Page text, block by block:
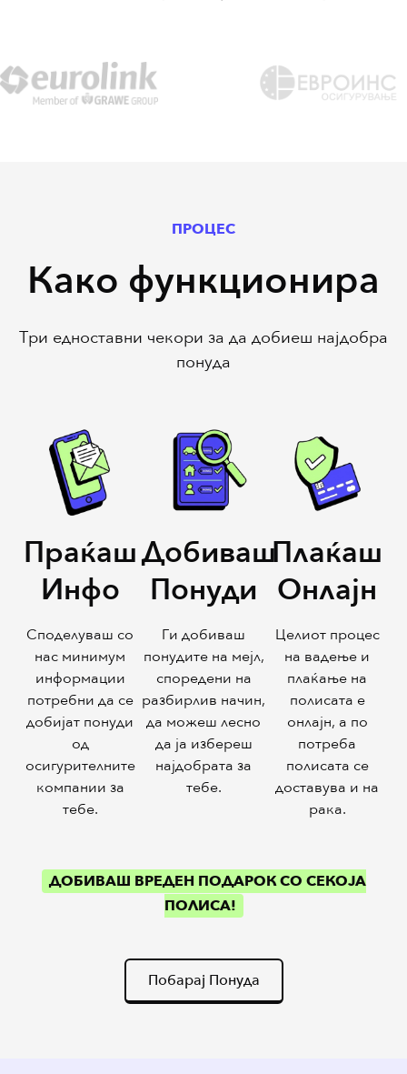
ПРОЦЕС
Како функционира
Три едноставни чекори за да добиеш најдобра
понуда
Праќаш
Инфо
Споделуваш со
нас минимум
информации
потребни да се
добијат понуди
од
осигурителните
компании за
тебе.
Добиваш
Понуди
Ги добиваш
понудите на мејл,
споредени на
разбирлив начин,
да можеш лесно
да ја избереш
најдобрата за
тебе.
Плаќаш
Онлајн
Целиот процес
на вадење и
плаќање на
полисата е
онлајн, а по
потреба
полисата се
доставува и на
рака.
ДОБИВАШ ВРЕДЕН ПОДАРОК СО СЕКОЈА
ПОЛИСА!
Побарај Понуда